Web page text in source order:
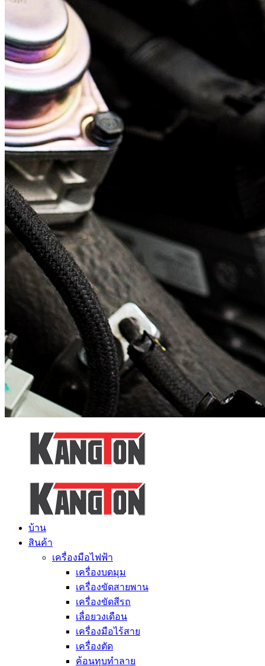
บ้าน
สินค้า
เครื่องมือไฟฟ้า
เครื่องบดมุม
เครื่องขัดสายพาน
เครื่องขัดสีรถ
เลื่อยวงเดือน
เครื่องมือไร้สาย
เครื่องตัด
ค้อนทุบทำลาย